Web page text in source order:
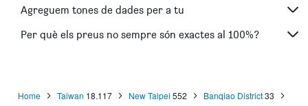
Agreguem tones de dades per a tu
Per què els preus no sempre són exactes al 100%?
Home Taiwan 18.117 New Taipei 552 Banqiao District 33